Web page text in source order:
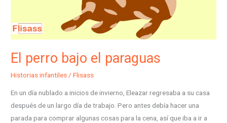
El perro bajo el paraguas
Historias infantiles /Flisass
En un día nublado a inicios de invierno, Eleazar regresaba a su casa
después de un largo día de trabajo. Pero antes debía hacer una
parada para comprar algunas cosas para la cena, así que iba a ir a